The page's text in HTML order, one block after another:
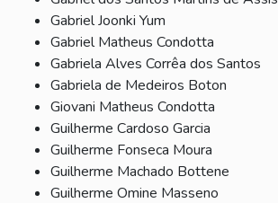
Gabriel Joonki Yum
Gabriel Matheus Condotta
Gabriela Alves Corrêa dos Santos
Gabriela de Medeiros Boton
Giovani Matheus Condotta
Guilherme Cardoso Garcia
Guilherme Fonseca Moura
Guilherme Machado Bottene
Guilherme Omine Masseno